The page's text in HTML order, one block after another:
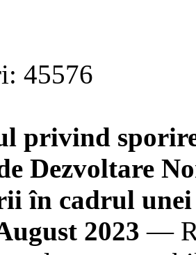
45576
privind
Dezvoltare
în cadrul unei
2023 —